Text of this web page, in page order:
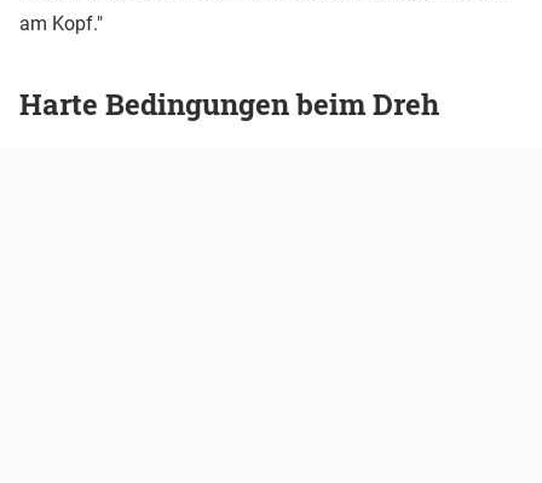
am Kopf."
Harte Bedingungen beim Dreh